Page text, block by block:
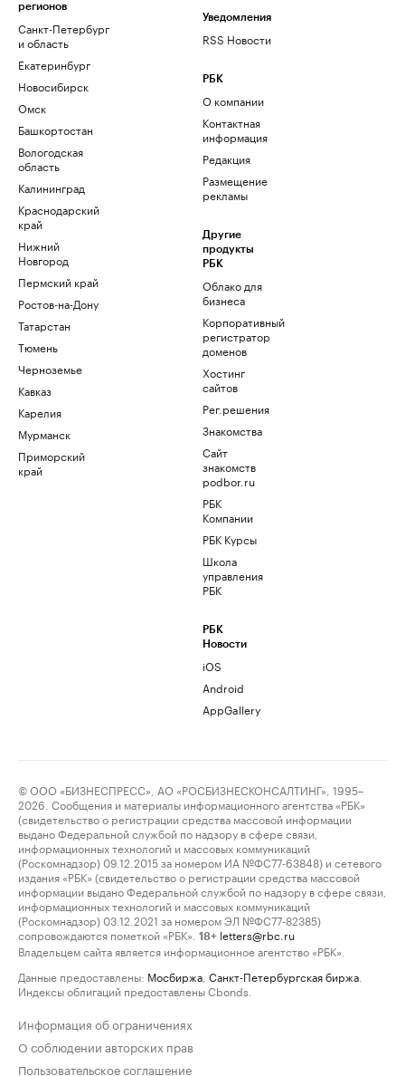
регионов
Санкт-Петербург
и область
Екатеринбург
Новосибирск
Омск
Башкортостан
Вологодская
область
Калининград
Краснодарский
край
Нижний
Новгород
Пермский край
Ростов-на-Дону
Татарстан
Тюмень
Черноземье
Кавказ
Карелия
Мурманск
Приморский
край
Уведомления
RSS Новости
РБК
О компании
Контактная
информация
Редакция
Размещение
рекламы
Другие
продукты
РБК
Облако для
бизнеса
Корпоративный
регистратор
доменов
Хостинг
сайтов
Рег.решения
Знакомства
Сайт
знакомств
podbor.ru
РБК
Компании
РБК Курсы
Школа
управления
РБК
РБК
Новости
iOS
Android
AppGallery
© ООО «БИЗНЕСПРЕСС», АО «РОСБИЗНЕСКОНСАЛТИНГ», 1995–
2026. Сообщения и материалы информационного агентства «РБК»
(свидетельство о регистрации средства массовой информации
выдано Федеральной службой по надзору в сфере связи,
информационных технологий и массовых коммуникаций
(Роскомнадзор) 09.12.2015 за номером ИА №ФС77-63848) и сетевого
издания «РБК» (свидетельство о регистрации средства массовой
информации выдано Федеральной службой по надзору в сфере связи,
информационных технологий и массовых коммуникаций
(Роскомнадзор) 03.12.2021 за номером ЭЛ №ФС77-82385)
сопровождаются пометкой «РБК».
18+ letters@rbc.ru
Владельцем сайта является информационное агентство «РБК».
Данные предоставлены: Мосбиржа Санкт-Петербургская биржа
Индексы облигаций предоставлены Cbonds.
Информация об ограничениях
О соблюдении авторских прав
Пользовательское соглашение